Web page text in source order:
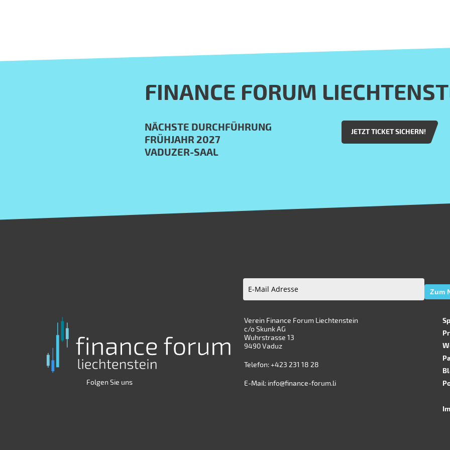
FINANCE FORUM
NÄCHSTE DURCHFÜHRUNG
FRÜHJAHR 2027
VADUZER-SAAL
JETZT TICKET SICHERN!
E-
Adresse(erforderlich)
Zum
Folgen Sie uns
Verein Finance Forum Liechtenstein
c/o Skunk AG
Wuhrstrasse 13
9490 Vaduz
Telefon:+423 231 18 28
E-Mail: info@finance-forum.li